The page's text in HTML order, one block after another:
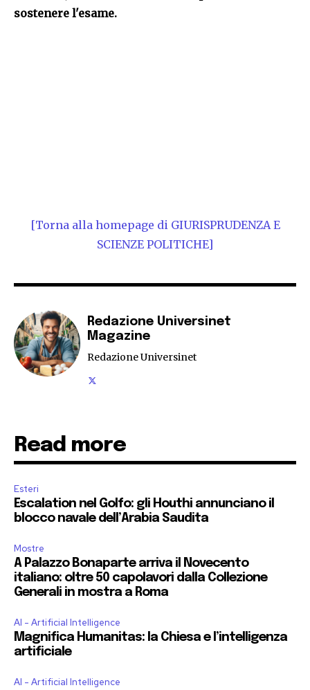
sostenere l'esame.
[Torna alla homepage di GIURISPRUDENZA E
SCIENZE POLITICHE]
Redazione Universinet
Magazine
Redazione Universinet
Read more
Esteri
Escalation nel Golfo: gli Houthi annunciano il
blocco navale dell’Arabia Saudita
Mostre
A Palazzo Bonaparte arriva il Novecento
italiano: oltre 50 capolavori dalla Collezione
Generali in mostra a Roma
AI - Artificial Intelligence
Magnifica Humanitas: la Chiesa e l’intelligenza
artificiale
AI - Artificial Intelligence